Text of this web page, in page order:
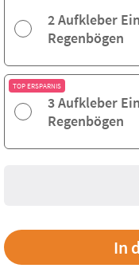
2 Aufkleber
Regenbögen
TOP ERSPARNIS
3 Aufkleber
Regenbögen